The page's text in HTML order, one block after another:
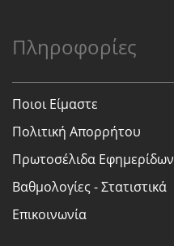
Πληροφορίες
Ποιοι Είμαστε
Πολιτική Απορρήτου
Πρωτοσέλιδα Εφημερίδων
Βαθμολογίες - Στατιστικά
Επικοινωνία